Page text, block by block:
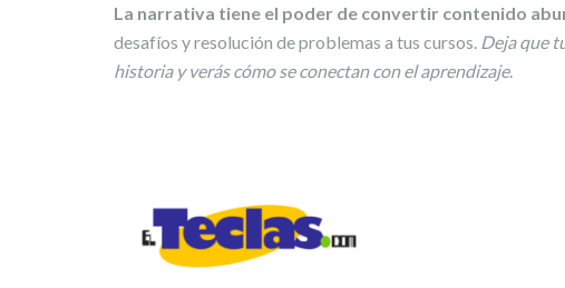
La narrativa tiene el poder de convertir contenido
desafíos y resolución de problemas a tus cursos. Deja que
historia y verás cómo se conectan con el aprendizaje.